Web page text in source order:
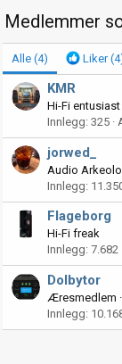
Medlemmer
Alle (4) Liker
KMR
Hi-Fi entusiast
Innlegg 325
jorwed_
Audio
Innlegg
Flageborg
Hi-Fi freak
Innlegg 7.682
Dolbytor
Æresmedlem ·
Innlegg